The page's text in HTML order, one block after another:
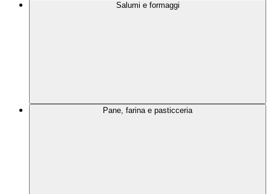
Salumi e formaggi
Pane, farina e pasticceria